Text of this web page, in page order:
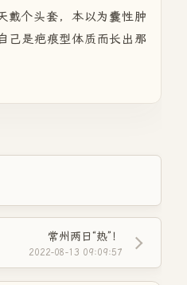
戴个头套，本以为囊性肿
己是疤痕型体质而长出那
常州两日“热”！
2022-08-13 09:09:57